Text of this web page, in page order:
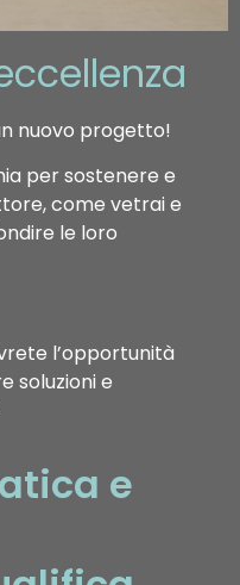
nuovo progetto!
per sostenere e
come vetrai e
le loro
l’opportunità
soluzioni e
e